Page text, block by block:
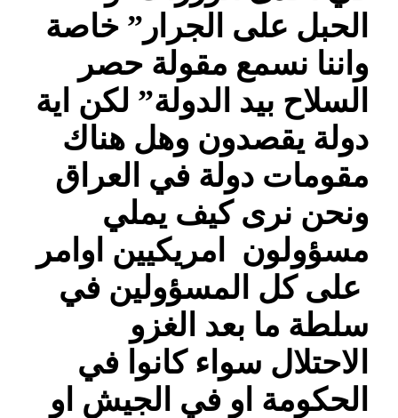
الحبل على الجرار” خاصة
واننا نسمع مقولة حصر
السلاح بيد الدولة” لكن اية
دولة يقصدون وهل هناك
مقومات دولة في العراق
ونحن نرى كيف يملي
مسؤولون امريكيين اوامر
على كل المسؤولين في
سلطة ما بعد الغزو
الاحتلال سواء كانوا في
الحكومة او في الجيش او